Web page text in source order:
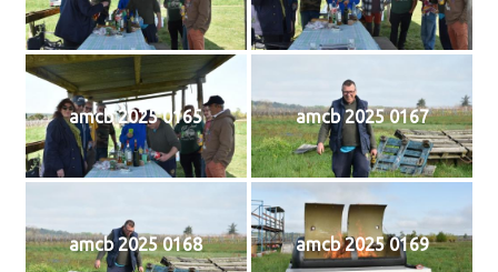
amcb 2025 0165 amcb 2025 0167
amcb 2025 0168 amcb 2025 0169